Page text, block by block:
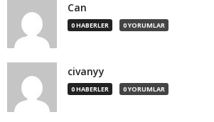
Can
0 HABERLER 0 YORUMLAR
civanyy
0 HABERLER 0 YORUMLAR